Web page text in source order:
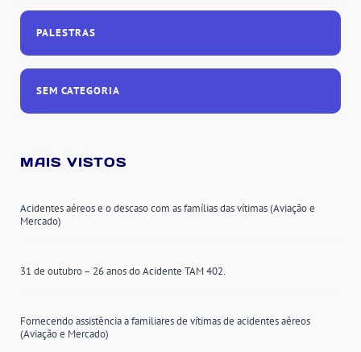
PALESTRAS
SEM CATEGORIA
MAIS VISTOS
Acidentes aéreos e o descaso com as famílias das vítimas (Aviação e
Mercado)
31 de outubro – 26 anos do Acidente TAM 402.
Fornecendo assistência a familiares de vítimas de acidentes aéreos
(Aviação e Mercado)